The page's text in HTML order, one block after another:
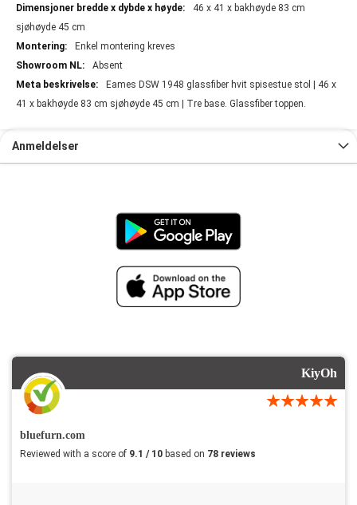
46 x 41 x bakhøyde 83 cm
sjøhøyde 45 cm
Enkel montering kreves
Absent
Eames DSW 1948 glassfiber hvit spisestue stol | 46 x
41 x bakhøyde 83 cm sjøhøyde 45 cm | Tre base. Glassfiber toppen.
Anmeldelser
KiyOh
bluefurn.com
Reviewed with a score of 9.1 / 10 based on 78 reviews